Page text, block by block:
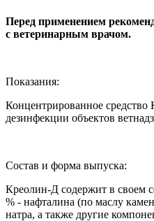
Перед применением
с ветеринарным врачом.
Показания:
Концентрированное
дезинфекции объектов
Состав и форма выпуска:
Креолин-Д содержит в своем
% - нафталина (по маслу
натра, а также другие